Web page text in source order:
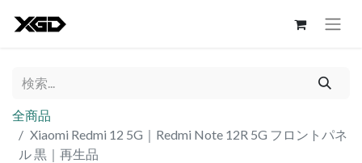
全商品
Xiaomi Redmi 12 5G｜Redmi Note 12R 5G フロントパネ
ル 黒｜再生品